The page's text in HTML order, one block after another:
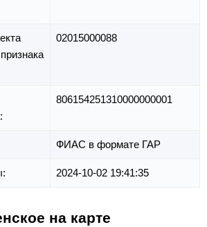
02015000088
806154251310000000001
ФИАС в формате ГАР
2024-10-02 19:41:35
на карте